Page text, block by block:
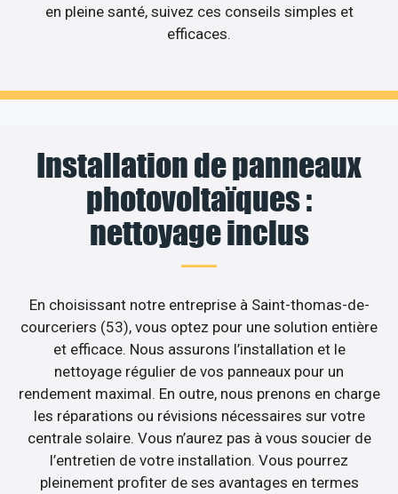
en pleine santé, suivez ces conseils simples et
efficaces.
Installation de panneaux
photovoltaïques :
nettoyage inclus
En choisissant notre entreprise à Saint-thomas-de-
courceriers (53), vous optez pour une solution entière
et efficace. Nous assurons l’installation et le
nettoyage régulier de vos panneaux pour un
rendement maximal. En outre, nous prenons en charge
les réparations ou révisions nécessaires sur votre
centrale solaire. Vous n’aurez pas à vous soucier de
l’entretien de votre installation. Vous pourrez
pleinement profiter de ses avantages en termes